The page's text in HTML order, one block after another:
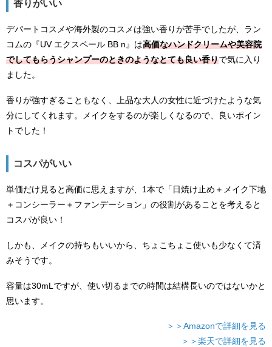
香りがいい
デパートコスメや海外製のコスメは強い香りが苦手でしたが、ラン
コムの『UV エクスペール BB n』は高価なハンドクリームや美容院
でしてもらうシャンプーのときのようなとても良い香りで気に入り
ました。
香りが強すぎることもなく、上品な大人の女性に近づけたような気
分にしてくれます。メイクをするのが楽しくなるので、良いポイン
トでした！
コスパがいい
単価だけ見ると高価に思えますが、1本で「日焼け止め＋メイク下地
＋コンシーラー＋ファンデーション」の役割があることを考えると
コスパが良い！
しかも、メイクの持ちもいいから、ちょこちょこ使いも少なくて済
みそうです。
容量は30mLですが、使い切るまでの時間は結構長いのではないかと
思います。
＞＞Amazonで詳細を見る
＞＞楽天で詳細を見る